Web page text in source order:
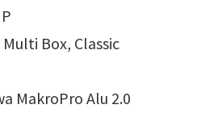
Box, Classic
MakroPro Alu 2.0